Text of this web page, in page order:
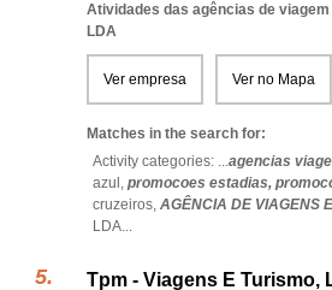
Atividades das agências de viagem
LDA
Ver empresa Ver no Mapa
Matches in the search for:
Activity categories: ...agencias
azul, promocoes estadias,
cruzeiros, AGÊNCIA DE VIAGENS
LDA...
Tpm - Viagens E Turismo,